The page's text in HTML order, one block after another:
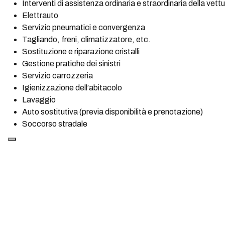
Interventi di assistenza ordinaria e straordinaria della
Elettrauto
Servizio pneumatici e convergenza
Tagliando, freni, climatizzatore, etc.
Sostituzione e riparazione cristalli
Gestione pratiche dei sinistri
Servizio carrozzeria
Igienizzazione dell’abitacolo
Lavaggio
Auto sostitutiva (previa disponibilità e prenotazione)
Soccorso stradale